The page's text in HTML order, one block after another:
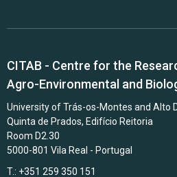
CITAB - Centre for the
Agro-Environmental and
University of Trás-os-Montes and Alto
Quinta de Prados, Edifício Reitoria
Room D2.30
5000-801 Vila Real - Portugal
T.: +351 259 350 151